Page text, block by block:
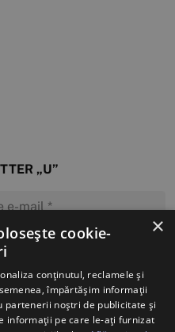
„U”
×
cookie-
conținutul, reclamele și
împărtășim informații
partenerii noștri de publicitate și
informații pe care le-ați furnizat